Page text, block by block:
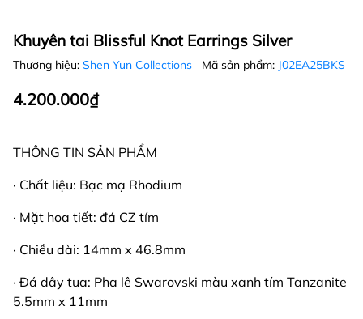
Khuyên tai Blissful Knot Earrings Silver
Thương hiệu: Shen Yun Collections Mã sản phẩm: J02EA25BKS
4.200.000₫
THÔNG TIN SẢN PHẨM
· Chất liệu: Bạc mạ Rhodium
· Mặt hoa tiết: đá CZ tím
· Chiều dài: 14mm x 46.8mm
· Đá dây tua: Pha lê Swarovski màu xanh tím Tanzanite
5.5mm x 11mm